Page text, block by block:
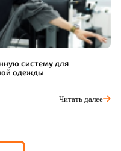
систему для
одежды
Читать далее